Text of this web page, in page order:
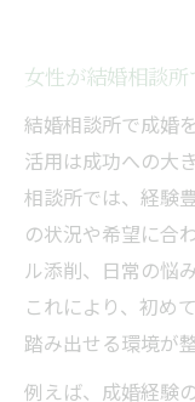
女性が結婚相談
結婚相談所で成婚
活用は成功への大
相談所では、経験
の状況や希望に合
ル添削、日常の悩
これにより、初め
踏み出せる環境が
例えば、成婚経験